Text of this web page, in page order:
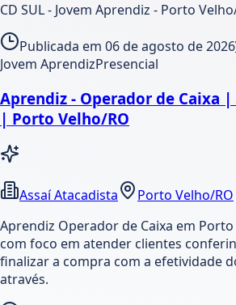
CD SUL - Jovem Aprendiz - Porto
Publicada em 06 de agosto de 2026
Jovem AprendizPresencial
Aprendiz - Operador de Caixa
| Porto Velho/RO
Assaí Atacadista
Porto Velho/RO
Aprendiz Operador de Caixa em Porto
com foco em atender clientes
finalizar a compra com a efetividade
através.